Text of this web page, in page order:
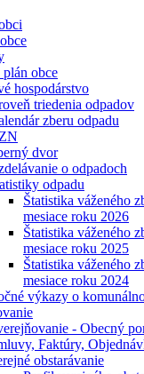
obce
hospodárstvo
triedenia odpadov
zberu odpadu
dvor
o odpadoch
odpadu
Štatistika váženého
mesiace roku 2026
Štatistika váženého
mesiace roku 2025
Štatistika váženého
mesiace roku 2024
výkazy o
- Obecný
Faktúry,
obstarávanie